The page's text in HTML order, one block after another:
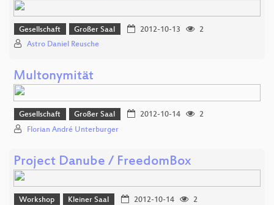
Gesellschaft Großer Saal 2012-10-13
2
Astro Daniel Reusche
Multonymität
Gesellschaft Großer Saal 2012-10-14
2
Florian André Unterburger
Project Danube / FreedomBox
Workshop Kleiner Saal 2012-10-14
2